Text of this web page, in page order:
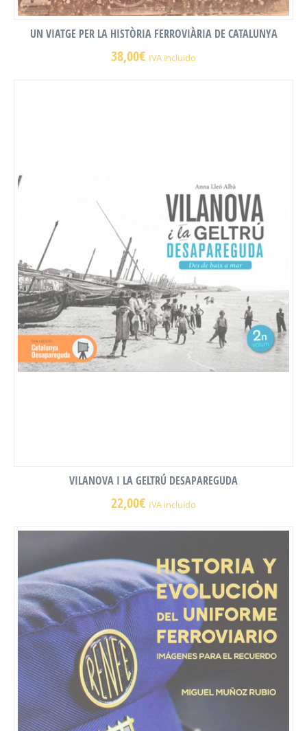
UN VIATGE PER LA HISTÒRIA FERROVIÀRIA DE CATALUNYA
38,00€ IVA incluido
VILANOVA I LA GELTRÚ DESAPAREGUDA
22,00€ IVA incluido